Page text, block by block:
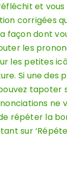
et
corrigées
façon dont
les
les petites
Si une des
tapoter
ne
répéter la
sur